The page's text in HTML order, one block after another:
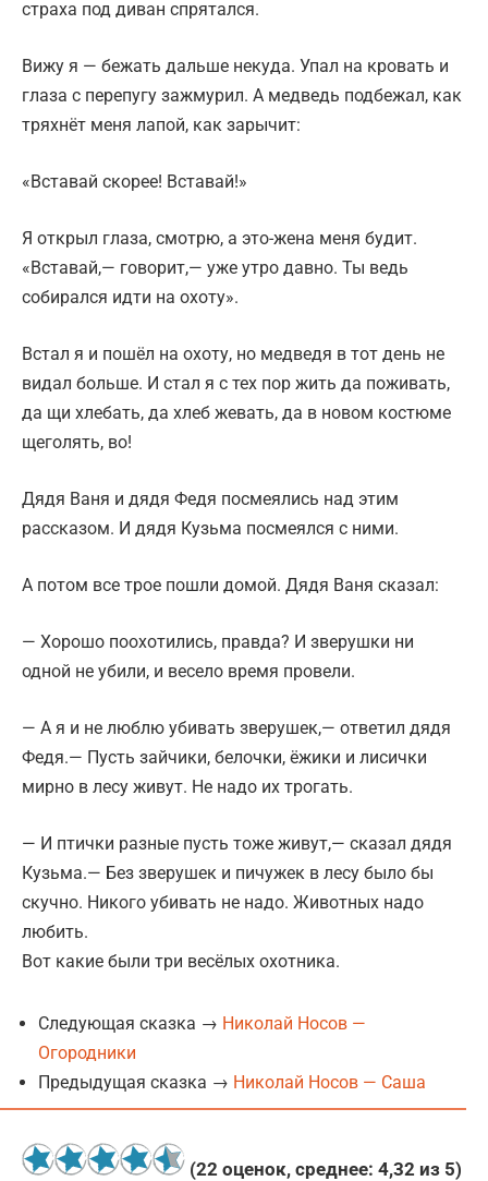
страха под диван спрятался.
Вижу я — бежать дальше некуда. Упал на кровать и
глаза с перепугу зажмурил. А медведь подбежал, как
тряхнёт меня лапой, как зарычит:
«Вставай скорее! Вставай!»
Я открыл глаза, смотрю, а это-жена меня будит.
«Вставай,— говорит,— уже утро давно. Ты ведь
собирался идти на охоту».
Встал я и пошёл на охоту, но медведя в тот день не
видал больше. И стал я с тех пор жить да поживать,
да щи хлебать, да хлеб жевать, да в новом костюме
щеголять, во!
Дядя Ваня и дядя Федя посмеялись над этим
рассказом. И дядя Кузьма посмеялся с ними.
А потом все трое пошли домой. Дядя Ваня сказал:
— Хорошо поохотились, правда? И зверушки ни
одной не убили, и весело время провели.
— А я и не люблю убивать зверушек,— ответил дядя
Федя.— Пусть зайчики, белочки, ёжики и лисички
мирно в лесу живут. Не надо их трогать.
— И птички разные пусть тоже живут,— сказал дядя
Кузьма.— Без зверушек и пичужек в лесу было бы
скучно. Никого убивать не надо. Животных надо
любить.
Вот какие были три весёлых охотника.
Следующая сказка → Николай Носов —
Огородники
Предыдущая сказка → Николай Носов — Саша
(22 оценок, среднее: 4,32 из 5)